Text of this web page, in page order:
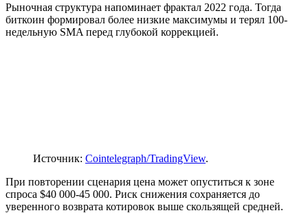
Рыночная структура напоминает фрактал 2022 года. Тогда
биткоин формировал более низкие максимумы и терял 100-
недельную SMA перед глубокой коррекцией.
Источник: Cointelegraph/TradingView.
При повторении сценария цена может опуститься к зоне
спроса $40 000-45 000. Риск снижения сохраняется до
уверенного возврата котировок выше скользящей средней.